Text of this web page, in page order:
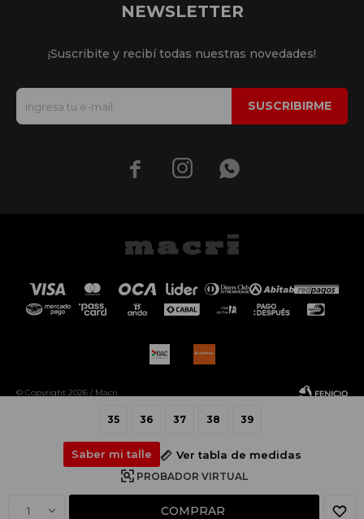
35 36 37 38 39
Saber mi talle Ver tabla de medidas
PROBADOR VIRTUAL
1 COMPRAR
NEWSLETTER
¡Suscribite y recibí todas nuestras novedades!
SUSCRIBIRME
  
© Copyright 2026 / Macri